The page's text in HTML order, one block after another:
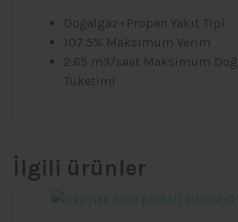
Doğalgaz+Propan Yakıt Tipi
107.5% Maksimum Verim
2.65 m3/saat Maksimum
Tüketimi
İlgili ürünler